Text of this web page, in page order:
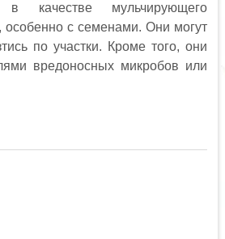
качестве мульчирующего
особенно с семенами. Они могут
по участки. Кроме того, они
вредоносных микробов или